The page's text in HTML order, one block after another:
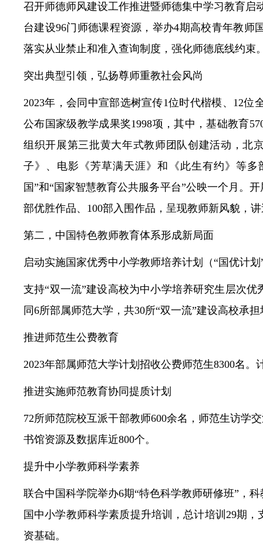
召开师德师风建设工作推进暨师德集中学习教育启
台建设96门师德课程资源，举办4期高校青年教
落实从业禁止和准入查询制度，强化师德底线约束
突出典型引领，弘扬尊师重教社会风尚
2023年，会同中宣部选树宣传1位时代楷模、12
公布国家级教学成果奖1998项，其中，基础教育
组织开展第三批黄大年式教师团队创建活动，北
子》、电影《芳草满天涯》和《此生有约》等
国”和“国家智慧教育公共服务平台”公映一个月。
部优胜作品、100部入围作品，呈现教师新风貌，
第二，中国特色教师教育体系形成新局面
启动实施国家优秀中小学教师培养计划（“国优计划
支持“双一流”建设高校为中小学培养研究生层次
同6所部属师范大学，共30所“双一流”建设高校承
推进师范生公费教育
2023年部属师范大学计划招收公费师范生8300名。
推进实施师范教育协同提质计划
72所师范院校互派干部教师600余名，师范生访学
书馆资源及数据库近800个。
提升中小学教师科学素养
联合中国科学院举办6期“特色科学教师研修班”，
国中小学教师科学素质提升培训，总计培训29期
资基础。